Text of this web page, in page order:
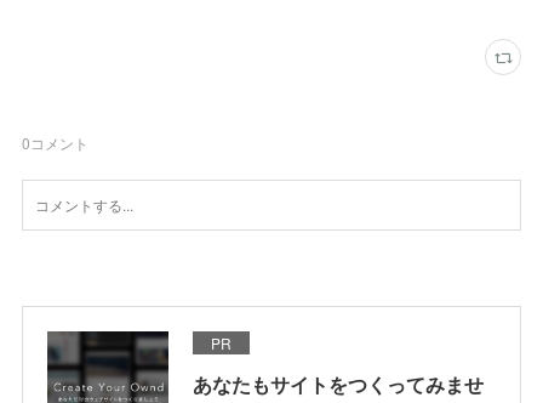
0コメント
PR
あなたもサイトをつくってみませ